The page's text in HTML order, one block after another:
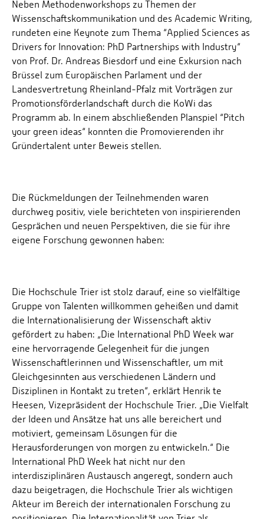
Neben Methodenworkshops zu Themen der
Wissenschaftskommunikation und des Academic Writing,
rundeten eine Keynote zum Thema “Applied Sciences as
Drivers for Innovation: PhD Partnerships with Industry“
von Prof. Dr. Andreas Biesdorf und eine Exkursion nach
Brüssel zum Europäischen Parlament und der
Landesvertretung Rheinland-Pfalz mit Vorträgen zur
Promotionsförderlandschaft durch die KoWi das
Programm ab. In einem abschließenden Planspiel “Pitch
your green ideas“ konnten die Promovierenden ihr
Gründertalent unter Beweis stellen.
Die Rückmeldungen der Teilnehmenden waren
durchweg positiv, viele berichteten von inspirierenden
Gesprächen und neuen Perspektiven, die sie für ihre
eigene Forschung gewonnen haben:
Die Hochschule Trier ist stolz darauf, eine so vielfältige
Gruppe von Talenten willkommen geheißen und damit
die Internationalisierung der Wissenschaft aktiv
gefördert zu haben: „Die International PhD Week war
eine hervorragende Gelegenheit für die jungen
Wissenschaftlerinnen und Wissenschaftler, um mit
Gleichgesinnten aus verschiedenen Ländern und
Disziplinen in Kontakt zu treten“, erklärt Henrik te
Heesen, Vizepräsident der Hochschule Trier. „Die Vielfalt
der Ideen und Ansätze hat uns alle bereichert und
motiviert, gemeinsam Lösungen für die
Herausforderungen von morgen zu entwickeln.“ Die
International PhD Week hat nicht nur den
interdisziplinären Austausch angeregt, sondern auch
dazu beigetragen, die Hochschule Trier als wichtigen
Akteur im Bereich der internationalen Forschung zu